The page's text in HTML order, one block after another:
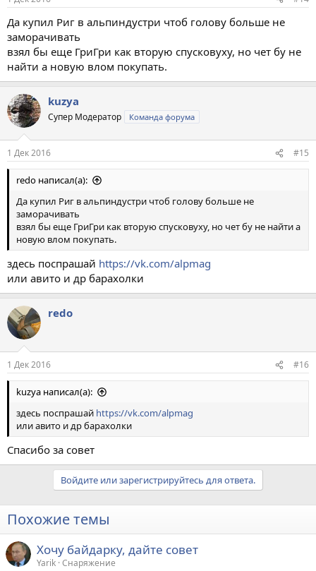
Да купил Риг в альпиндустри чтоб голову больше не
заморачивать
взял бы еще ГриГри как вторую спусковуху, но чет бу не
найти а новую влом покупать.
kuzya
Супер Модератор Команда форума
1 Дек 2016 #15
redo написал(а):
Да купил Риг в альпиндустри чтоб голову больше не
заморачивать
взял бы еще ГриГри как вторую спусковуху, но чет бу не найти а
новую влом покупать.
здесь поспрашай https://vk.com/alpmag
или авито и др барахолки
redo
1 Дек 2016 #16
kuzya написал(а):
здесь поспрашай https://vk.com/alpmag
или авито и др барахолки
Спасибо за совет
Войдите или зарегистрируйтесь для ответа.
Похожие темы
Хочу байдарку, дайте совет
Yarik Снаряжение